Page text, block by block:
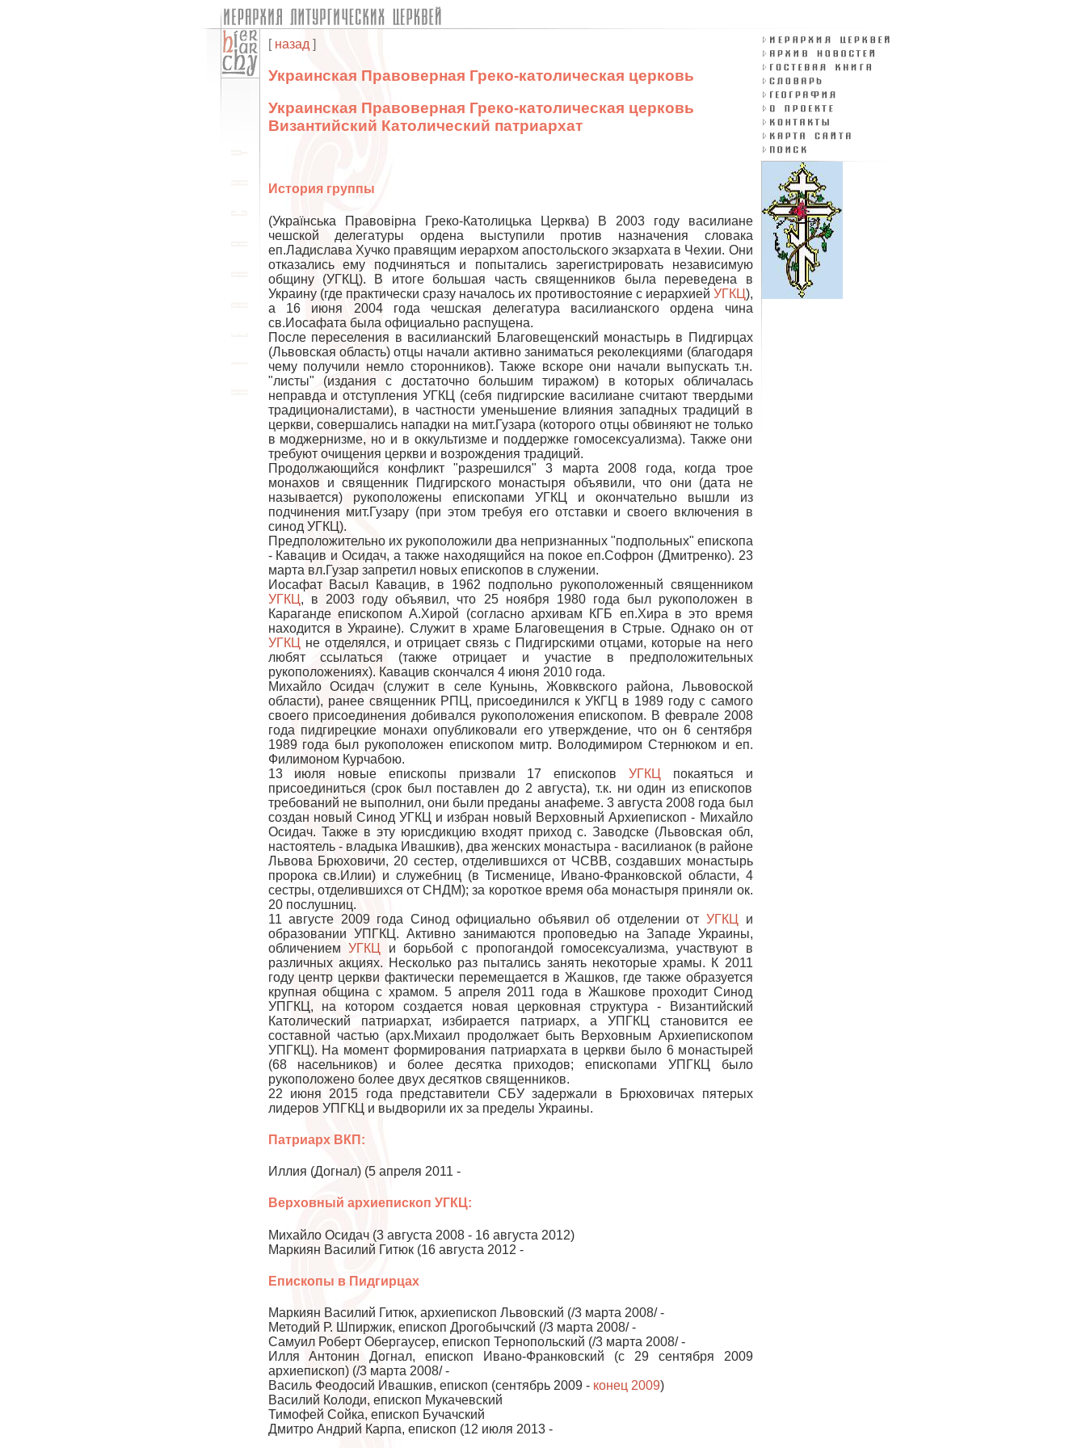
[ назад ]
Украинская Правоверная Греко-католическая церковь
Украинская Правоверная Греко-католическая церковь
Византийский Католический патриархат
История группы
(Українська Правовірна Греко-Католицька Церква) В 2003 году василиане
чешской делегатуры ордена выступили против назначения словака
еп.Ладислава Хучко правящим иерархом апостольского экзархата в Чехии. Они
отказались ему подчиняться и попытались зарегистрировать независимую
общину (УГКЦ). В итоге большая часть священников была переведена в
Украину (где практически сразу началось их противостояние с иерархией УГКЦ),
а 16 июня 2004 года чешская делегатура василианского ордена чина
св.Иосафата была официально распущена.
После переселения в василианский Благовещенский монастырь в Пидгирцах
(Львовская область) отцы начали активно заниматься реколекциями (благодаря
чему получили немло сторонников). Также вскоре они начали выпускать т.н.
"листы" (издания с достаточно большим тиражом) в которых обличалась
неправда и отступления УГКЦ (себя пидгирские василиане считают твердыми
традиционалистами), в частности уменьшение влияния западных традиций в
церкви, совершались нападки на мит.Гузара (которого отцы обвиняют не только
в моджернизме, но и в оккультизме и поддержке гомосексуализма). Также они
требуют очищения церкви и возрождения традиций.
Продолжающийся конфликт "разрешился" 3 марта 2008 года, когда трое
монахов и священник Пидгирского монастыря объявили, что они (дата не
называется) рукоположены епископами УГКЦ и окончательно вышли из
подчинения мит.Гузару (при этом требуя его отставки и своего включения в
синод УГКЦ).
Предположительно их рукоположили два непризнанных "подпольных" епископа
- Кавацив и Осидач, а также находящийся на покое еп.Софрон (Дмитренко). 23
марта вл.Гузар запретил новых епископов в служении.
Иосафат Васыл Кавацив, в 1962 подпольно рукоположенный священником
УГКЦ , в 2003 году объявил, что 25 ноября 1980 года был рукоположен в
Караганде епископом А.Хирой (согласно архивам КГБ еп.Хира в это время
находится в Украине). Служит в храме Благовещения в Стрые. Однако он от
УГКЦ не отделялся, и отрицает связь с Пидгирскими отцами, которые на него
любят ссылаться (также отрицает и участие в предположительных
рукоположениях). Кавацив скончался 4 июня 2010 года.
Михайло Осидач (служит в селе Кунынь, Жовквского района, Львовоской
области), ранее священник РПЦ, присоединился к УКГЦ в 1989 году с самого
своего присоединения добивался рукоположения епископом. В феврале 2008
года пидгирецкие монахи опубликовали его утверждение, что он 6 сентября
1989 года был рукоположен епископом митр. Володимиром Стернюком и еп.
Филимоном Курчабою.
13 июля новые епископы призвали 17 епископов УГКЦ
покаяться и
присоединиться (срок был поставлен до 2 августа), т.к. ни один из епископов
требований не выполнил, они были преданы анафеме. 3 августа 2008 года был
создан новый Синод УГКЦ и избран новый Верховный Архиепископ - Михайло
Осидач. Также в эту юрисдикцию входят приход с. Заводске (Львовская обл,
настоятель - владыка Ивашкив), два женских монастыра - василианок (в районе
Львова Брюховичи, 20 сестер, отделившихся от ЧСВВ, создавших монастырь
пророка св.Илии) и служебниц (в Тисменице, Ивано-Франковской области, 4
сестры, отделившихся от СНДМ); за короткое время оба монастыря приняли ок.
20 послушниц.
11 августе 2009 года Синод официально объявил об отделении от УГКЦ
и
образовании УПГКЦ. Активно занимаются проповедью на Западе Украины,
обличениемУГКЦ
и борьбой с пропогандой гомосексуализма, участвуют в
различных акциях. Несколько раз пытались занять некоторые храмы. К 2011
году центр церкви фактически перемещается в Жашков, где также образуется
крупная община с храмом. 5 апреля 2011 года в Жашкове проходит Синод
УПГКЦ, на котором создается новая церковная структура - Византийский
Католический патриархат, избирается патриарх, а УПГКЦ становится ее
составной частью (арх.Михаил продолжает быть Верховным Архиепископом
УПГКЦ). На момент формирования патриархата в церкви было 6 монастырей
(68 насельников) и более десятка приходов; епископами УПГКЦ было
рукоположено более двух десятков священников.
22 июня 2015 года представители СБУ задержали в Брюховичах пятерых
лидеров УПГКЦ и выдворили их за пределы Украины.
Патриарх ВКП:
Иллия (Догнал) (5 апреля 2011 -
Верховный архиепископ УГКЦ:
Михайло Осидач (3 августа 2008 - 16 августа 2012)
Маркиян Василий Гитюк (16 августа 2012 -
Епископы в Пидгирцах
Маркиян Василий Гитюк, архиепископ Львовский (/3 марта 2008/ -
Методий Р. Шпиржик, епископ Дрогобычский (/3 марта 2008/ -
Самуил Роберт Обергаусер, епископ Тернопольский (/3 марта 2008/ -
Илля Антонин Догнал, епископ Ивано-Франковский (с 29 сентября 2009
архиепископ) (/3 марта 2008/ -
Василь Феодосий Ивашкив, епископ (сентябрь 2009 - конец 2009)
Василий Колоди, епископ Мукачевский
Тимофей Сойка, епископ Бучачский
Дмитро Андрий Карпа, епископ (12 июля 2013 -